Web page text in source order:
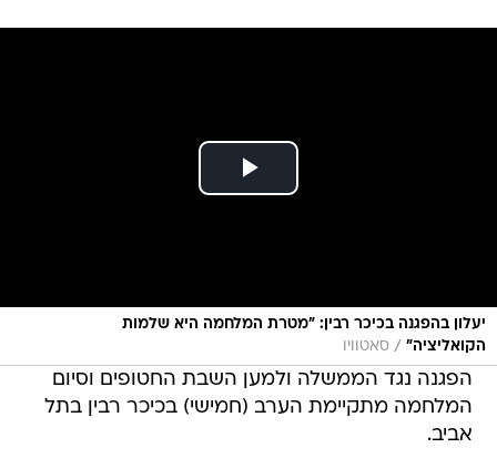
יעלון בהפגנה בכיכר רבין: "מטרת המלחמה היא שלמות
הקואליציה" / סאטוויו
הפגנה נגד הממשלה ולמען השבת החטופים וסיום
המלחמה מתקיימת הערב (חמישי) בכיכר רבין בתל
אביב.